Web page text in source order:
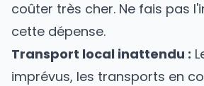
coûter très cher. Ne fais pas
cette dépense.
Transport local inattendu :
imprévus, les transports en